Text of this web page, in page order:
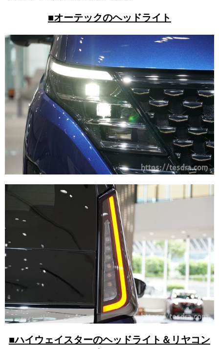
■オーテックのヘッドライト
■ハイウェイスターのヘッドライト＆リヤコン